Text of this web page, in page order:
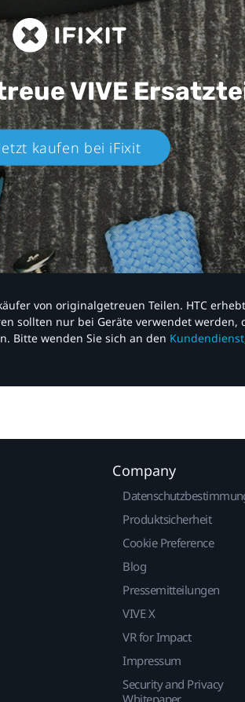
VIVE
kaufen bei iFixit​
von originalgetreuen Teilen. HTC
sollten nur bei Geräte verwendet
Bitte wenden Sie sich an den Kundendienst
Company
Produktsicherheit
Cookie Preference
Blog
Pressemitteilungen
VIVE X
VR for Impact
Impressum
Security and Privacy
Whitepaper